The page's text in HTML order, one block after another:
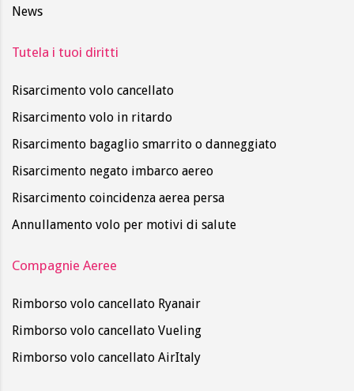
News
Tutela i tuoi diritti
Risarcimento volo cancellato
Risarcimento volo in ritardo
Risarcimento bagaglio smarrito o danneggiato
Risarcimento negato imbarco aereo
Risarcimento coincidenza aerea persa
Annullamento volo per motivi di salute
Compagnie Aeree
Rimborso volo cancellato Ryanair
Rimborso volo cancellato Vueling
Rimborso volo cancellato AirItaly